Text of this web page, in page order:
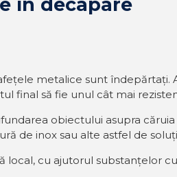
în decapare
metalice sunt îndepărtați.
final să fie unul cât mai
obiectului asupra
de inox sau alte astfel de
cu ajutorul substanțelor